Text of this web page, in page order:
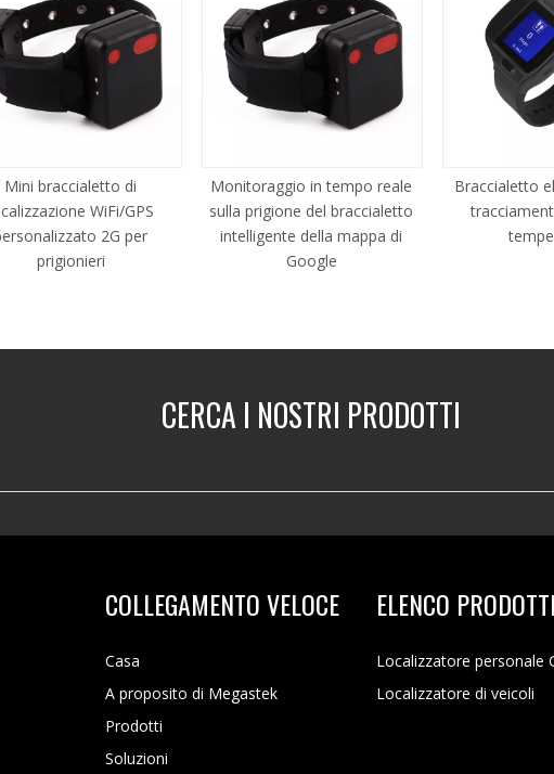
Mini braccialetto di
WiFi/GPS
2G per
prigionieri
Monitoraggio in tempo reale
sulla prigione del braccialetto
intelligente della mappa di
Google
Braccialetto
CERCA I NOSTRI PRODOTTI
COLLEGAMENTO VELOCE ELENCO PRODOTTI
Casa
A proposito di Megastek
Prodotti
Soluzioni
Localizzatore personale
Localizzatore di veicoli